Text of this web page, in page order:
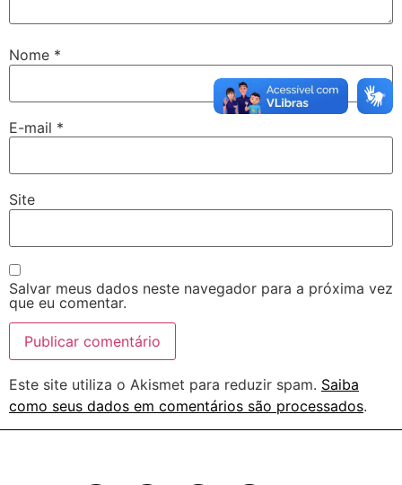
Nome *
E-mail *
Site
Salvar meus dados neste navegador para a próxima vez
que eu comentar.
Este site utiliza o Akismet para reduzir spam. Saiba
como seus dados em comentários são processados.